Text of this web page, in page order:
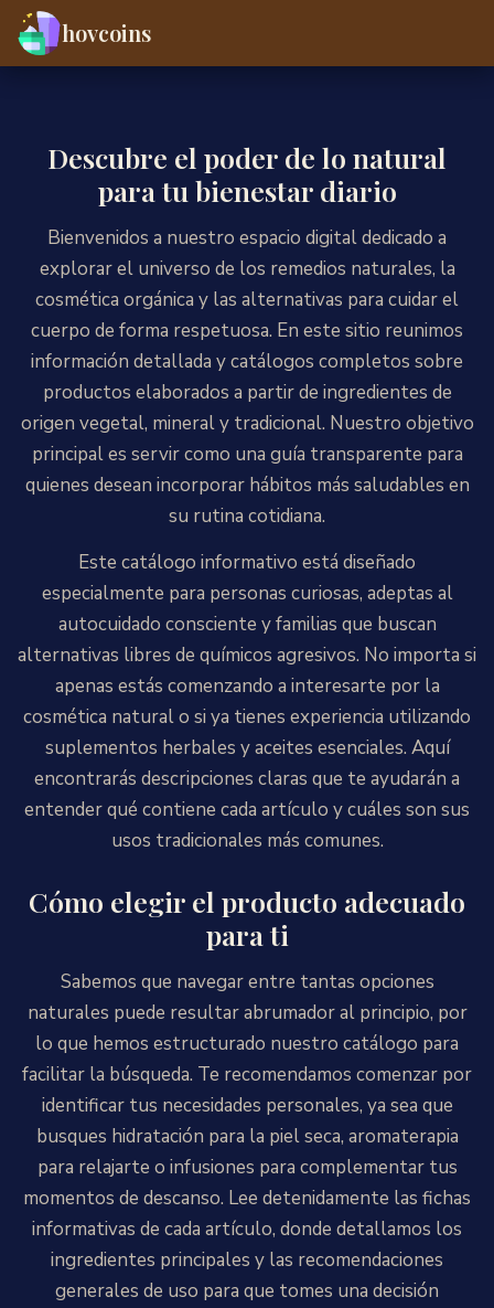
hovcoins
Descubre el poder de lo natural
para tu bienestar diario
Bienvenidos a nuestro espacio digital dedicado a
explorar el universo de los remedios naturales, la
cosmética orgánica y las alternativas para cuidar el
cuerpo de forma respetuosa. En este sitio reunimos
información detallada y catálogos completos sobre
productos elaborados a partir de ingredientes de
origen vegetal, mineral y tradicional. Nuestro objetivo
principal es servir como una guía transparente para
quienes desean incorporar hábitos más saludables en
su rutina cotidiana.
Este catálogo informativo está diseñado
especialmente para personas curiosas, adeptas al
autocuidado consciente y familias que buscan
alternativas libres de químicos agresivos. No importa si
apenas estás comenzando a interesarte por la
cosmética natural o si ya tienes experiencia utilizando
suplementos herbales y aceites esenciales. Aquí
encontrarás descripciones claras que te ayudarán a
entender qué contiene cada artículo y cuáles son sus
usos tradicionales más comunes.
Cómo elegir el producto adecuado
para ti
Sabemos que navegar entre tantas opciones
naturales puede resultar abrumador al principio, por
lo que hemos estructurado nuestro catálogo para
facilitar la búsqueda. Te recomendamos comenzar por
identificar tus necesidades personales, ya sea que
busques hidratación para la piel seca, aromaterapia
para relajarte o infusiones para complementar tus
momentos de descanso. Lee detenidamente las fichas
informativas de cada artículo, donde detallamos los
ingredientes principales y las recomendaciones
generales de uso para que tomes una decisión